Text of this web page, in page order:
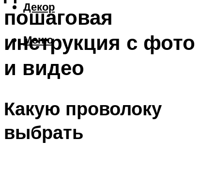
Декор
Меню
пошаговая
инструкция с фото
и видео
Какую проволоку
выбрать